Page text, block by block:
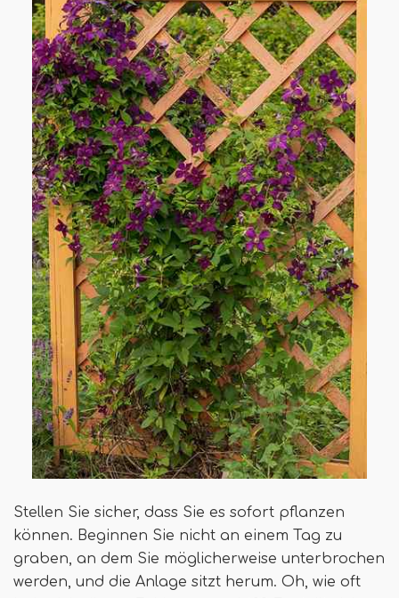
Stellen Sie sicher, dass Sie es sofort pflanzen
können. Beginnen Sie nicht an einem Tag zu
graben, an dem Sie möglicherweise unterbrochen
werden, und die Anlage sitzt herum. Oh, wie oft